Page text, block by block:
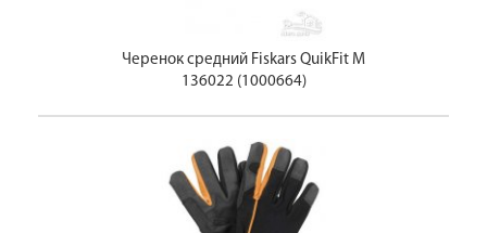
Черенок средний Fiskars QuikFit M
136022 (1000664)